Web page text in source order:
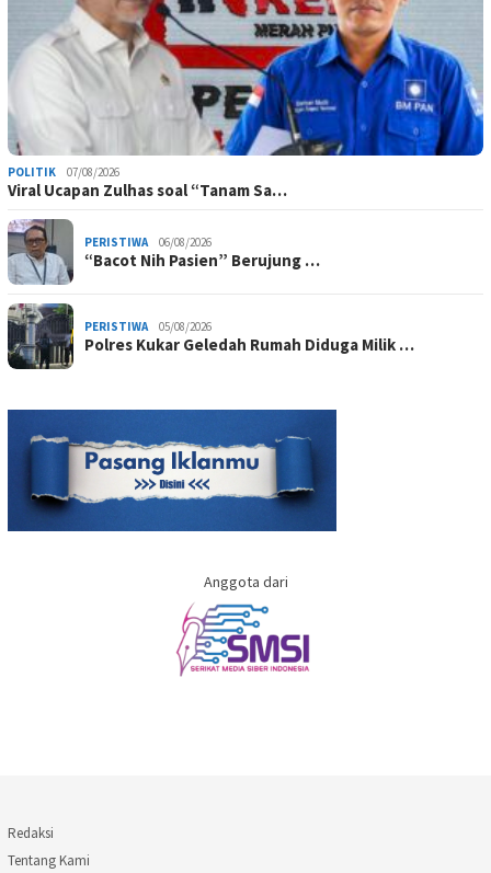
POLITIK 07/08/2026
Viral Ucapan Zulhas soal “Tanam Sa…
PERISTIWA 06/08/2026
“Bacot Nih Pasien” Berujung …
PERISTIWA 05/08/2026
Polres Kukar Geledah Rumah Diduga Milik …
Anggota dari
Redaksi
Tentang Kami